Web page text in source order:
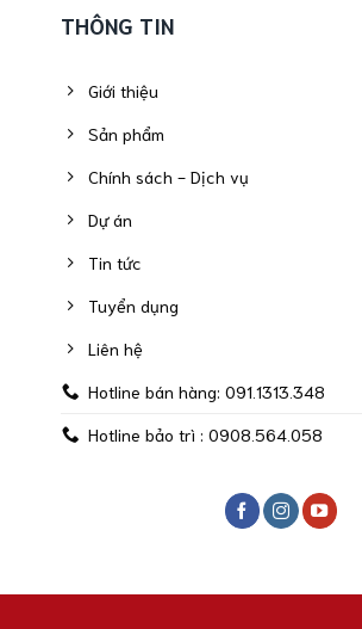
THÔNG TIN
Giới thiệu
Sản phẩm
Chính sách - Dịch vụ
Dự án
Tin tức
Tuyển dụng
Liên hệ
Hotline bán hàng: 091.1313.348
Hotline bảo trì : 0908.564.058